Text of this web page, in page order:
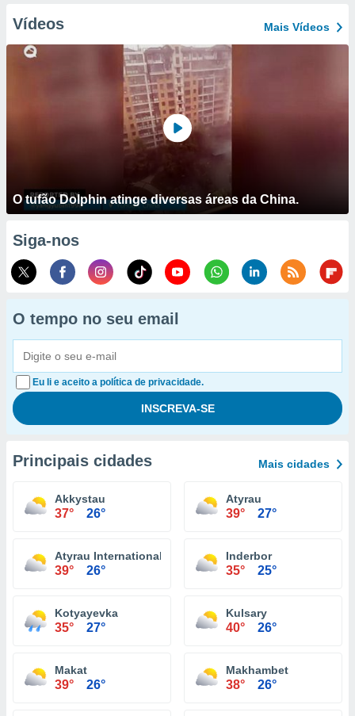
Vídeos Mais Vídeos
O tufão Dolphin atinge diversas áreas da China.
Siga-nos
O tempo no seu email
Eu li e aceito a política de privacidade.
Principais cidades Mais cidades
Akkystau
37° 26°
Atyrau
39° 27°
Atyrau International Airport
39° 26°
Inderbor
35° 25°
Kotyayevka
35° 27°
Kulsary
40° 26°
Makat
39° 26°
Makhambet
38° 26°